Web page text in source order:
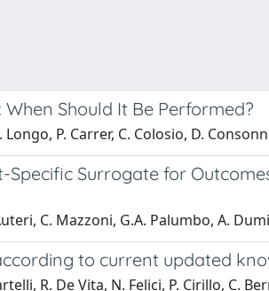
Should It Be Performed?
P. Carrer, C. Colosio, D.
Surrogate for
C. Mazzoni, G.A. Palumbo, A.
to current updated
R. De Vita, N. Felici, P. Cirillo, C.